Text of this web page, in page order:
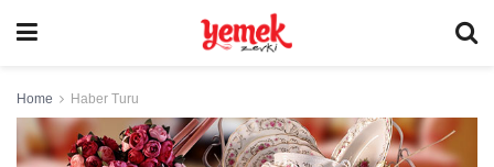
Home Haber Turu